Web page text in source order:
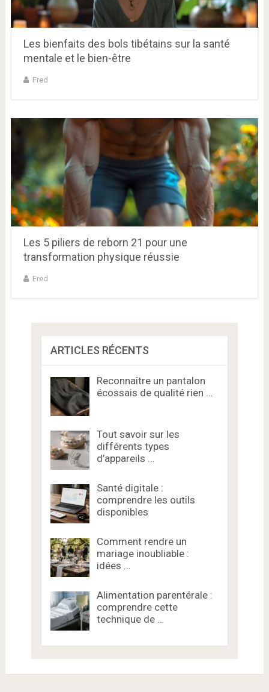
Les bienfaits des bols tibétains sur la santé
mentale et le bien-être
Fred
Les 5 piliers de reborn 21 pour une
transformation physique réussie
Fred
ARTICLES RÉCENTS
Reconnaître un pantalon
écossais de qualité rien …
Tout savoir sur les
différents types
d’appareils …
Santé digitale :
comprendre les outils
disponibles
Comment rendre un
mariage inoubliable :
idées …
Alimentation parentérale :
comprendre cette
technique de …